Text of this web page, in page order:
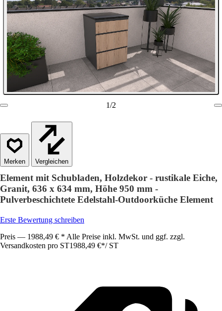
1/2
Vergleichen
Element mit Schubladen, Holzdekor - rustikale Eiche,
Granit, 636 x 634 mm, Höhe 950 mm -
Pulverbeschichtete Edelstahl-Outdoorküche Element
Erste Bewertung schreiben
Preis — 1988,49 € * Alle Preise inkl. MwSt. und ggf. zzgl.
Versandkosten pro ST1988,49 €*/ ST